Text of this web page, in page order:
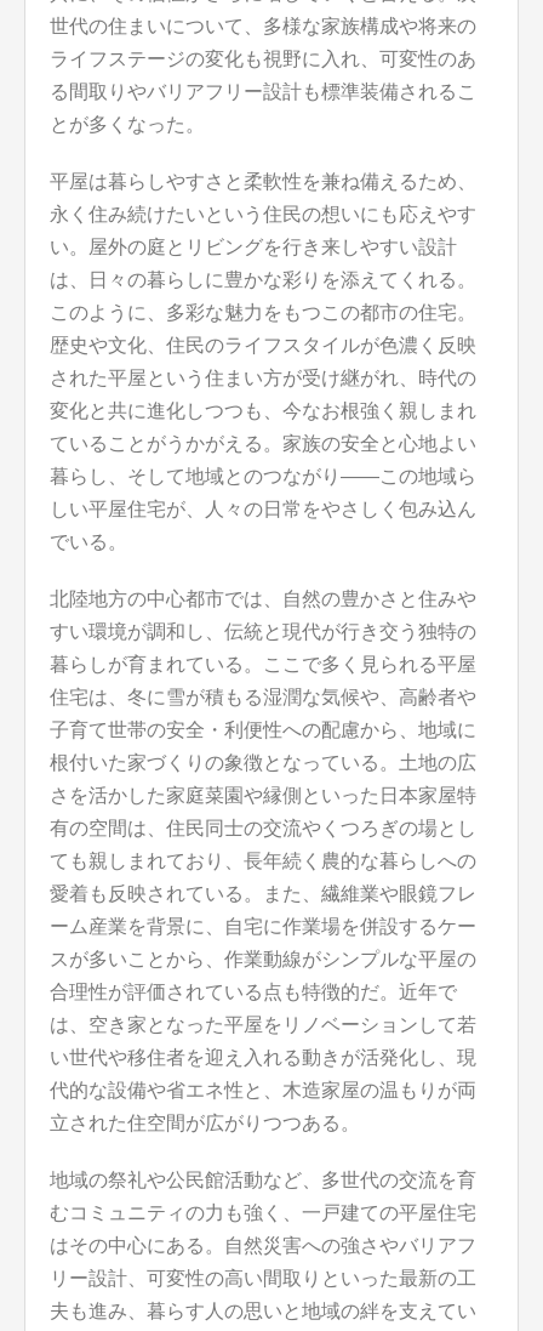
世代の住まいについて、多様な家族構成や将来の
ライフステージの変化も視野に入れ、可変性のあ
る間取りやバリアフリー設計も標準装備されるこ
とが多くなった。
平屋は暮らしやすさと柔軟性を兼ね備えるため、
永く住み続けたいという住民の想いにも応えやす
い。屋外の庭とリビングを行き来しやすい設計
は、日々の暮らしに豊かな彩りを添えてくれる。
このように、多彩な魅力をもつこの都市の住宅。
歴史や文化、住民のライフスタイルが色濃く反映
された平屋という住まい方が受け継がれ、時代の
変化と共に進化しつつも、今なお根強く親しまれ
ていることがうかがえる。家族の安全と心地よい
暮らし、そして地域とのつながり――この地域ら
しい平屋住宅が、人々の日常をやさしく包み込ん
でいる。
北陸地方の中心都市では、自然の豊かさと住みや
すい環境が調和し、伝統と現代が行き交う独特の
暮らしが育まれている。ここで多く見られる平屋
住宅は、冬に雪が積もる湿潤な気候や、高齢者や
子育て世帯の安全・利便性への配慮から、地域に
根付いた家づくりの象徴となっている。土地の広
さを活かした家庭菜園や縁側といった日本家屋特
有の空間は、住民同士の交流やくつろぎの場とし
ても親しまれており、長年続く農的な暮らしへの
愛着も反映されている。また、繊維業や眼鏡フレ
ーム産業を背景に、自宅に作業場を併設するケー
スが多いことから、作業動線がシンプルな平屋の
合理性が評価されている点も特徴的だ。近年で
は、空き家となった平屋をリノベーションして若
い世代や移住者を迎え入れる動きが活発化し、現
代的な設備や省エネ性と、木造家屋の温もりが両
立された住空間が広がりつつある。
地域の祭礼や公民館活動など、多世代の交流を育
むコミュニティの力も強く、一戸建ての平屋住宅
はその中心にある。自然災害への強さやバリアフ
リー設計、可変性の高い間取りといった最新の工
夫も進み、暮らす人の思いと地域の絆を支えてい